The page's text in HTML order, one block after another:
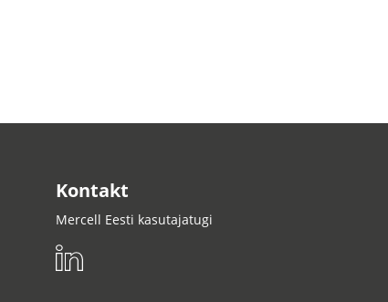
Kontakt
Mercell Eesti kasutajatugi